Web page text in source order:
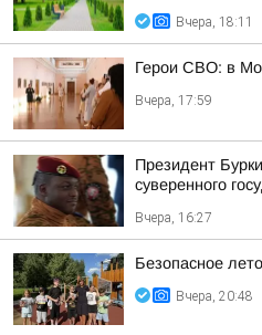
Вчера, 18:11
Герои СВО: в
Вчера, 17:59
Президент
суверенного
Вчера, 16:27
Безопасное
Вчера, 20:48